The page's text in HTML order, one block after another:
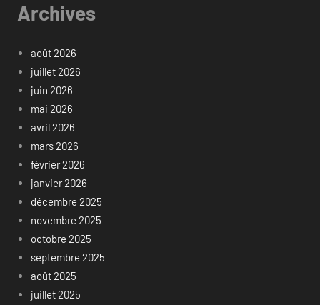
Archives
août 2026
juillet 2026
juin 2026
mai 2026
avril 2026
mars 2026
février 2026
janvier 2026
décembre 2025
novembre 2025
octobre 2025
septembre 2025
août 2025
juillet 2025